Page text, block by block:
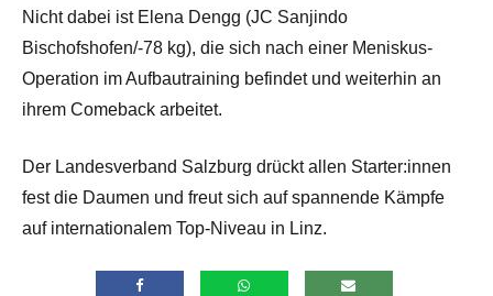
Nicht dabei ist Elena Dengg (JC Sanjindo
Bischofshofen/-78 kg), die sich nach einer Meniskus-
Operation im Aufbautraining befindet und weiterhin an
ihrem Comeback arbeitet.
Der Landesverband Salzburg drückt allen Starter:innen
fest die Daumen und freut sich auf spannende Kämpfe
auf internationalem Top-Niveau in Linz.